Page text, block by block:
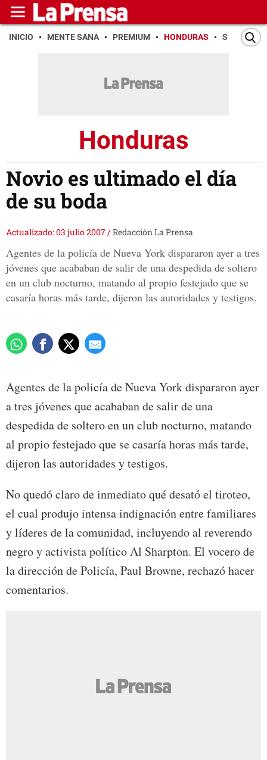
INICIO MENTE SANA PREMIUM HONDURAS SAN PEDRO
Honduras
Novio es ultimado el día
de su boda
Actualizado: 03 julio 2007/Redacción La Prensa
Agentes de la policía de Nueva York dispararon ayer a tres
jóvenes que acababan de salir de una despedida de soltero
en un club nocturno, matando al propio festejado que se
casaría horas más tarde, dijeron las autoridades y testigos.
Agentes de la policía de Nueva York dispararon ayer
a tres jóvenes que acababan de salir de una
despedida de soltero en un club nocturno, matando
al propio festejado que se casaría horas más tarde,
dijeron las autoridades y testigos.
No quedó claro de inmediato qué desató el tiroteo,
el cual produjo intensa indignación entre familiares
y líderes de la comunidad, incluyendo al reverendo
negro y activista político Al Sharpton. El vocero de
la dirección de Policía, Paul Browne, rechazó hacer
comentarios.